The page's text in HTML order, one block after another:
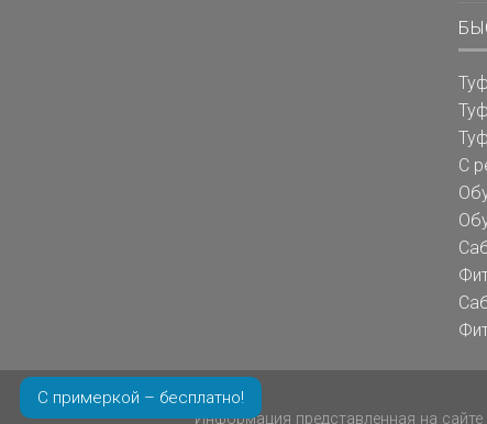
С
С примеркой – бесплатно!
Информация представленная на